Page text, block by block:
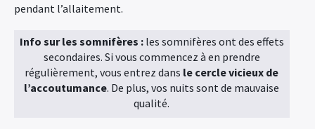
pendant l’allaitement.
Info sur les somnifères :les somnifères ont des effets
secondaires. Si vous commencez à en prendre
régulièrement, vous entrez dans le cercle vicieux de
l’accoutumance. De plus, vos nuits sont de mauvaise
qualité.